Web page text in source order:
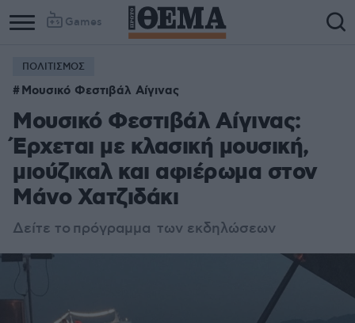
Games
Column
1
Column
2
ΠΟΛΙΤΙΣΜΟΣ
Μουσικό Φεστιβάλ Αίγινας
Μουσικό Φεστιβάλ Αίγινας:
Έρχεται με κλασική μουσική,
μιούζικαλ και αφιέρωμα στον
Μάνο Χατζιδάκι
Δείτε το πρόγραμμα των εκδηλώσεων